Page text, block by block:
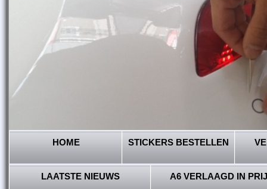
HOME STICKERS BESTELLEN
LAATSTE NIEUWS A6 VERLAAGD IN